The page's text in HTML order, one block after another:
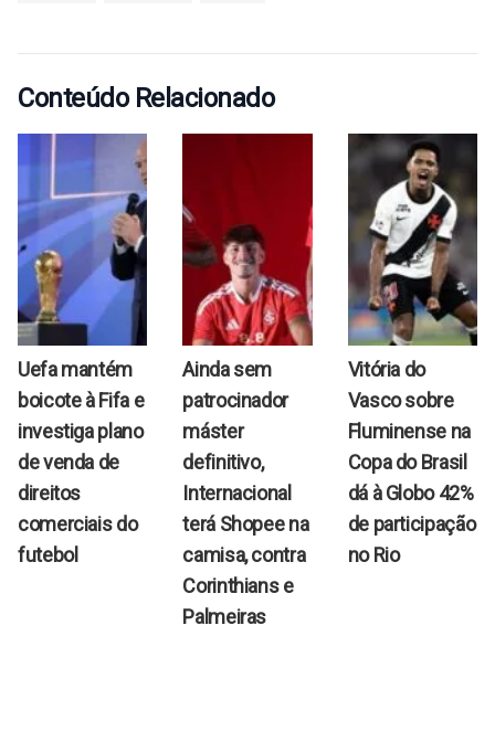
Conteúdo Relacionado
Uefa mantém
boicote à Fifa e
investiga plano
de venda de
direitos
comerciais do
futebol
Ainda sem
patrocinador
máster
definitivo,
Internacional
terá Shopee na
camisa, contra
Corinthians e
Palmeiras
Vitória do
Vasco sobre
Fluminense na
Copa do Brasil
dá à Globo 42%
de participação
no Rio